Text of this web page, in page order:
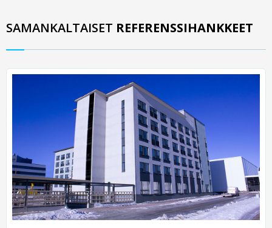
SAMANKALTAISET REFERENSSIHANKKEET